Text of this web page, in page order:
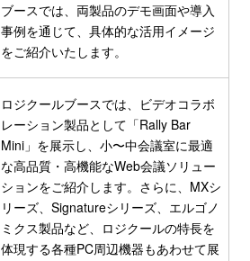
ブースでは、両製品のデモ画面や導入
事例を通じて、具体的な活用イメージ
をご紹介いたします。
ロジクールブースでは、ビデオコラボ
レーション製品として「Rally Bar
Mini」を展示し、小〜中会議室に最適
な高品質・高機能なWeb会議ソリュー
ションをご紹介します。さらに、MXシ
リーズ、Signatureシリーズ、エルゴノ
ミクス製品など、ロジクールの特長を
体現する各種PC周辺機器もあわせて展